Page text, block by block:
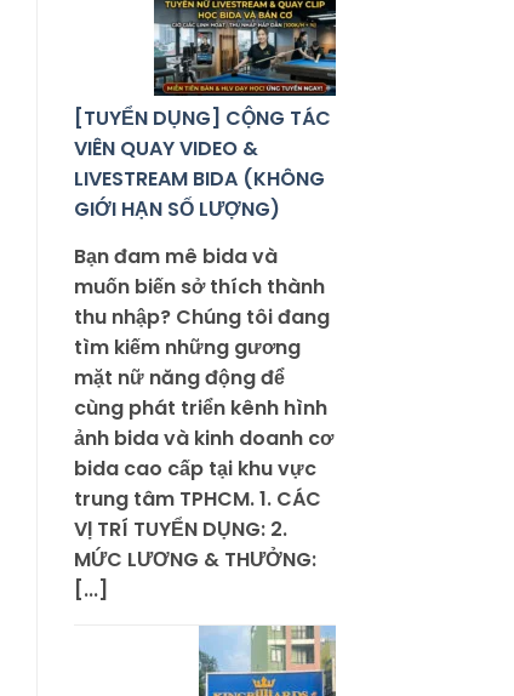
[TUYỂN DỤNG] CỘNG TÁC
VIÊN QUAY VIDEO &
LIVESTREAM BIDA (KHÔNG
GIỚI HẠN SỐ LƯỢNG)
Bạn đam mê bida và
muốn biến sở thích thành
thu nhập? Chúng tôi đang
tìm kiếm những gương
mặt nữ năng động để
cùng phát triển kênh hình
ảnh bida và kinh doanh cơ
bida cao cấp tại khu vực
trung tâm TPHCM. 1. CÁC
VỊ TRÍ TUYỂN DỤNG: 2.
MỨC LƯƠNG & THƯỞNG:
[...]